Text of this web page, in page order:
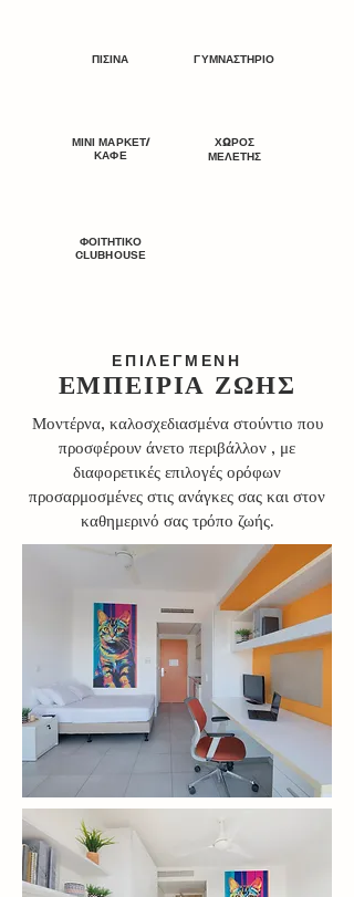
ΠΙΣΙΝΑ
ΜΙΝΙ ΜΑΡΚΕΤ/
ΚΑΦΕ
ΓΥΜΝΑΣΤΗΡΙΟ
ΧΩΡΟΣ
ΜΕΛΕΤΗΣ
ΦΟΙΤΗΤΙΚΟ
CLUBHOUSE
ΕΠΙΛΕΓΜΕΝΗ
ΕΜΠΕΙΡΙΑ ΖΩΗΣ
Μοντέρνα, καλοσχεδιασμένα στούντιο που
προσφέρουν άνετο περιβάλλον , με
διαφορετικές επιλογές ορόφων
προσαρμοσμένες στις ανάγκες σας και στον
καθημερινό σας τρόπο ζωής.